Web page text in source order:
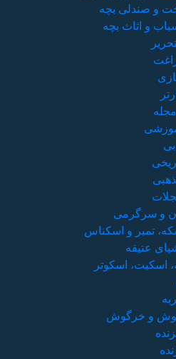
و صندلی بچه
و اثاث بچه
و سرگرمی
تمبر و اسکناس
عتیقه
اسکیت، اسکوتر
و خرگوش